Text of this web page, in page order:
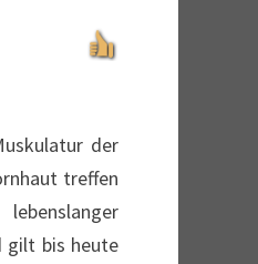
der
treffen
gilt bis heute